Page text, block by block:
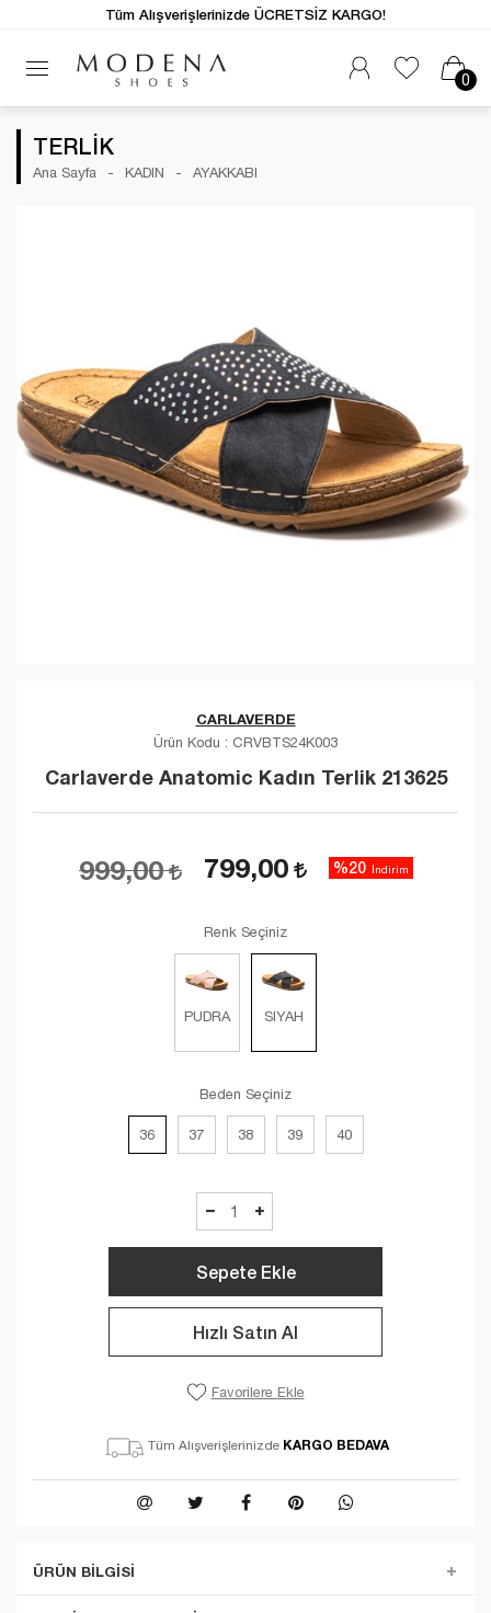
0
Tüm Alışverişlerinizde ÜCRETSİZ KARGO!
TERLİK
Ana Sayfa KADIN AYAKKABI
CARLAVERDE
Ürün Kodu : CRVBTS24K003
Carlaverde Anatomic Kadın Terlik 213625
999,00 799,00 %20 İndirim
Renk Seçiniz
PUDRA SIYAH
Beden Seçiniz
36 37 38 39 40
Sepete Ekle
Hızlı Satın Al
Favorilere Ekle
Tüm Alışverişlerinizde KARGO BEDAVA
ÜRÜN BILGISI